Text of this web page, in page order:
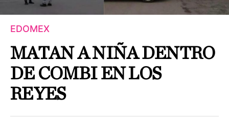
EDOMEX
MATAN A NIÑA DENTRO
DE COMBI EN LOS
REYES